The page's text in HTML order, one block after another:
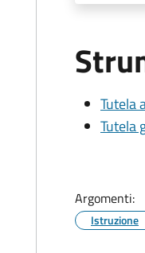
Tutela
Tutela
Argomenti:
Istruzione